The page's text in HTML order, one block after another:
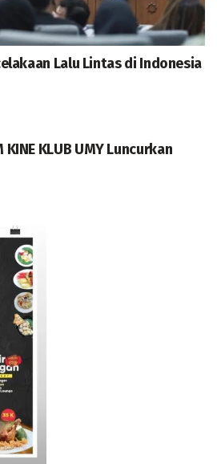
Lalu Lintas di Indonesia
KLUB UMY Luncurkan